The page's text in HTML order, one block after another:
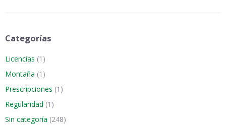
Categorías
Licencias (1)
Montaña (1)
Prescripciones (1)
Regularidad (1)
Sin categoría (248)